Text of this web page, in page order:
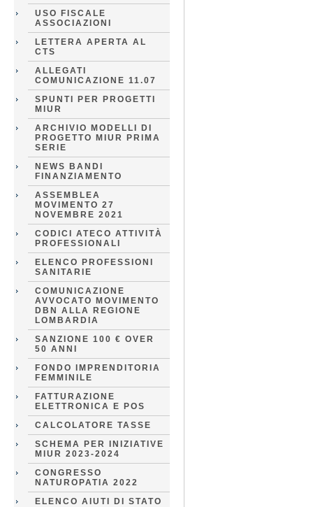
USO FISCALE
ASSOCIAZIONI
LETTERA APERTA AL
CTS
ALLEGATI
COMUNICAZIONE 11.07
SPUNTI PER PROGETTI
MIUR
ARCHIVIO MODELLI DI
PROGETTO MIUR PRIMA
SERIE
NEWS BANDI
FINANZIAMENTO
ASSEMBLEA
MOVIMENTO 27
NOVEMBRE 2021
CODICI ATECO ATTIVITÀ
PROFESSIONALI
ELENCO PROFESSIONI
SANITARIE
COMUNICAZIONE
AVVOCATO MOVIMENTO
DBN ALLA REGIONE
LOMBARDIA
SANZIONE 100 € OVER
50 ANNI
FONDO IMPRENDITORIA
FEMMINILE
FATTURAZIONE
ELETTRONICA E POS
CALCOLATORE TASSE
SCHEMA PER INIZIATIVE
MIUR 2023-2024
CONGRESSO
NATUROPATIA 2022
ELENCO AIUTI DI STATO